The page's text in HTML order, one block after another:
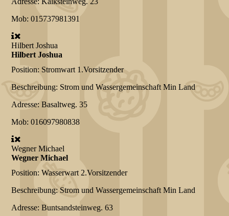
Mob:015737981391
Hilbert Joshua
Hilbert Joshua
Position: Stromwart 1.Vorsitzender
Beschreibung: Strom und Wassergemeinschaft Min Land
Adresse:Basaltweg. 35
Mob:016097980838
Wegner Michael
Wegner Michael
Position:Wasserwart 2.Vorsitzender
Beschreibung: Strom und Wassergemeinschaft Min Land
Adresse:Buntsandsteinweg. 63